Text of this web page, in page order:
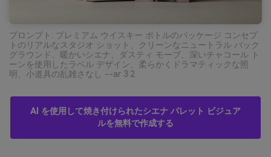
プロンプト: プレミアム ウイスキー ボトルのパッケージ コンセプ
トのリアルなスタジオ ショット、クリーンなニュートラル バック
グラウンド、暖かいシエナ、ダスティ モーブ、深いチャコール ト
ーンを使用したラベル デザイン、柔らかくドラマティックな照
明、小道具の乱雑さなし --ar 3:2
AI を使用して焼き付けられたシエナ パレット ビジュア
ルを無料で作成する